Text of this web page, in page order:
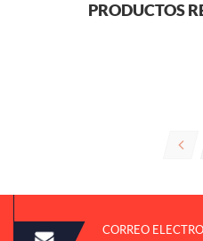
PRODUCTOS
CORREO